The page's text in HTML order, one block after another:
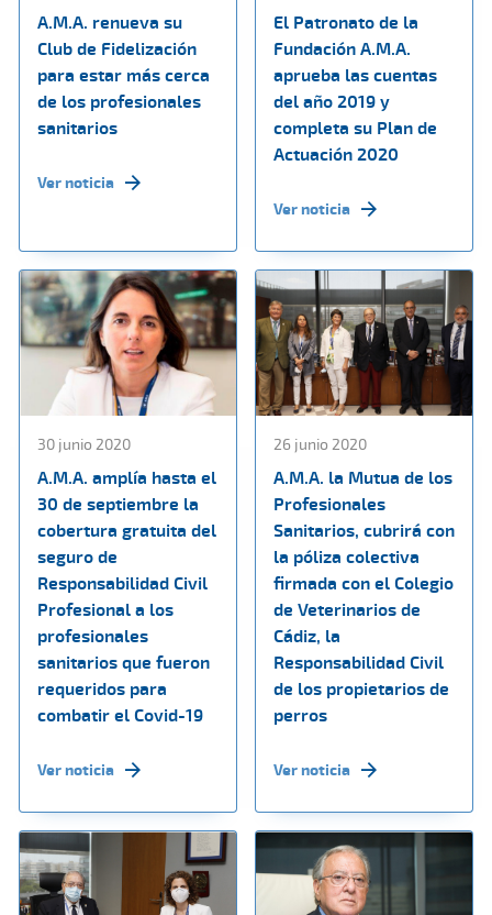
A.M.A. renueva su
Club de Fidelización
para estar más cerca
de los profesionales
sanitarios
Ver noticia
El Patronato de la
Fundación A.M.A.
aprueba las cuentas
del año 2019 y
completa su Plan de
Actuación 2020
Ver noticia
30 junio 2020
A.M.A. amplía hasta el
30 de septiembre la
cobertura gratuita del
seguro de
Responsabilidad Civil
Profesional a los
profesionales
sanitarios que fueron
requeridos para
combatir el Covid-19
Ver noticia
26 junio 2020
A.M.A. la Mutua de los
Profesionales
Sanitarios, cubrirá con
la póliza colectiva
firmada con el Colegio
de Veterinarios de
Cádiz, la
Responsabilidad Civil
de los propietarios de
perros
Ver noticia